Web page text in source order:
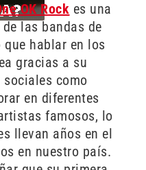
OK Rock es una
de las bandas de
que hablar en los
gracias a su
como
en diferentes
famosos, lo
llevan años en el
en nuestro país.